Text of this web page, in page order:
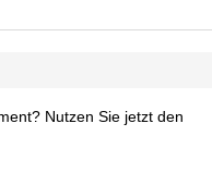
Nutzen Sie jetzt den